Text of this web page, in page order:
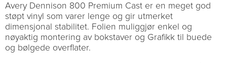
Avery Dennison 800 Premium Cast er en meget god
støpt vinyl som varer lenge og gir utmerket
dimensjonal stabilitet. Folien muliggjør enkel og
nøyaktig montering av bokstaver og Grafikk til buede
og bølgede overflater.